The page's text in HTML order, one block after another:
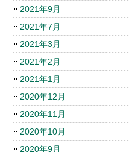
2021年9月
2021年7月
2021年3月
2021年2月
2021年1月
2020年12月
2020年11月
2020年10月
2020年9月